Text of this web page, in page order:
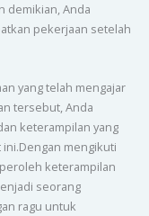
demikian, Anda
pekerjaan setelah
yang telah mengajar
tersebut, Anda
keterampilan yang
mengikuti
keterampilan
seorang
ragu untuk